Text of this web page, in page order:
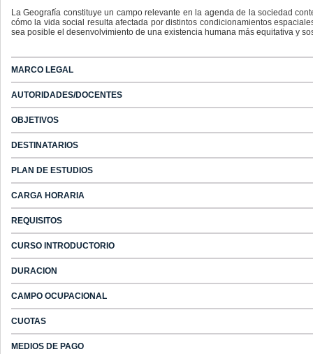
La Geografía constituye un campo relevante en la agenda de la sociedad
cómo la vida social resulta afectada por distintos condicionamientos
sea posible el desenvolvimiento de una existencia humana más equitativa y
MARCO LEGAL
AUTORIDADES/DOCENTES
OBJETIVOS
DESTINATARIOS
PLAN DE ESTUDIOS
CARGA HORARIA
REQUISITOS
CURSO INTRODUCTORIO
DURACION
CAMPO OCUPACIONAL
CUOTAS
MEDIOS DE PAGO